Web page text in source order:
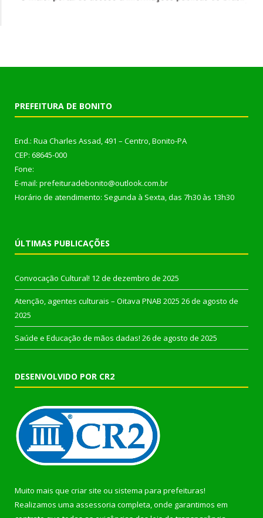
PREFEITURA DE BONITO
End.: Rua Charles Assad, 491 – Centro, Bonito-PA
CEP: 68645-000
Fone:
E-mail: prefeituradebonito@outlook.com.br
Horário de atendimento: Segunda à Sexta, das 7h30 às 13h30
ÚLTIMAS PUBLICAÇÕES
Convocação Cultural! 12 de dezembro de 2025
Atenção, agentes culturais – Oitava PNAB 2025 26 de agosto de
2025
Saúde e Educação de mãos dadas! 26 de agosto de 2025
DESENVOLVIDO POR CR2
Muito mais que criar site ou sistema para prefeituras!
Realizamos uma assessoria completa, onde garantimos em